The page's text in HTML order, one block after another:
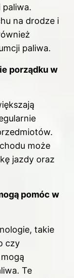
na drodze i
paliwa.
porządku w
może
jazdy oraz
pomóc w
takie
czy
Te